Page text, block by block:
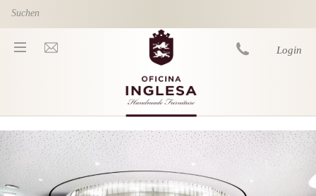
Skip to main content
Login
You are here